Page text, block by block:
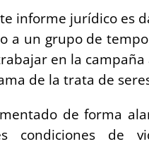
informe jurídico es
a un grupo de
en la
de la trata de
de forma
condiciones de